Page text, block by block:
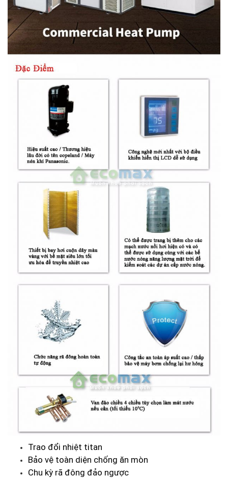
Trao đổi nhiệt titan
Bảo vệ toàn diện chống ăn mòn
Chu kỳ rã đông đảo ngược